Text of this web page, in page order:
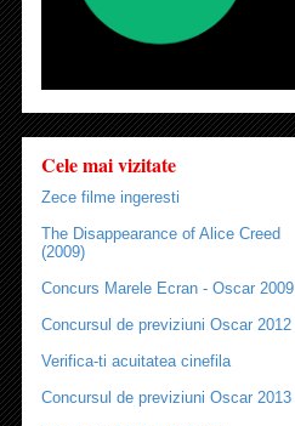
Cele mai vizitate
Zece filme ingeresti
The Disappearance of Alice Creed
(2009)
Concurs Marele Ecran - Oscar 2009
Concursul de previziuni Oscar 2012
Verifica-ti acuitatea cinefila
Concursul de previziuni Oscar 2013